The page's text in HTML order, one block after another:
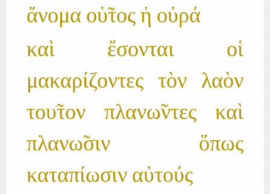
ἄνομα οὑ̃τος ἡ οὐρά
καὶ ἔσονται οἱ
μακαρίζοντες τὸν λαὸν
του̃τον πλανω̃ντες καὶ
πλανω̃σιν ὅπως
καταπίωσιν αὐτούς